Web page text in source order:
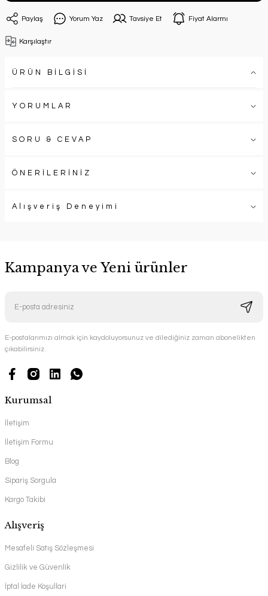
Paylaş Yorum Yaz Tavsiye Et Fiyat Alarmı
Karşılaştır
ÜRÜN BİLGİSİ
YORUMLAR
SORU & CEVAP
ÖNERİLERİNİZ
Alışveriş Deneyimi
Kampanya ve Yeni ürünler
E-postalarımızı almak için kaydoluyorsunuz ve dilediğiniz zaman abonelikten
çıkabilirsiniz.
Kurumsal
İletişim
İletişim Formu
Blog
Sipariş Sorgula
Kargo Takibi
Alışveriş
Mesafeli Satış Sözleşmesi
Gizlilik ve Güvenlik
İptal İade Koşullari